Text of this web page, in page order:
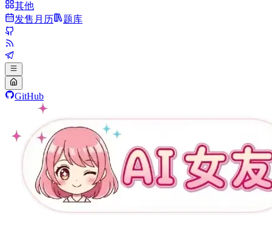
其他
发售月历
题库
GitHub